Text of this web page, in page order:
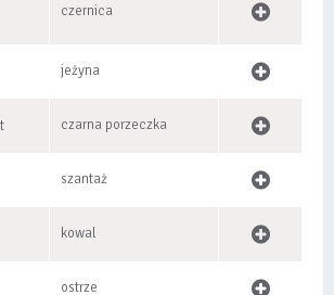
czernica
jeżyna
czarna porzeczka
szantaż
kowal
ostrze